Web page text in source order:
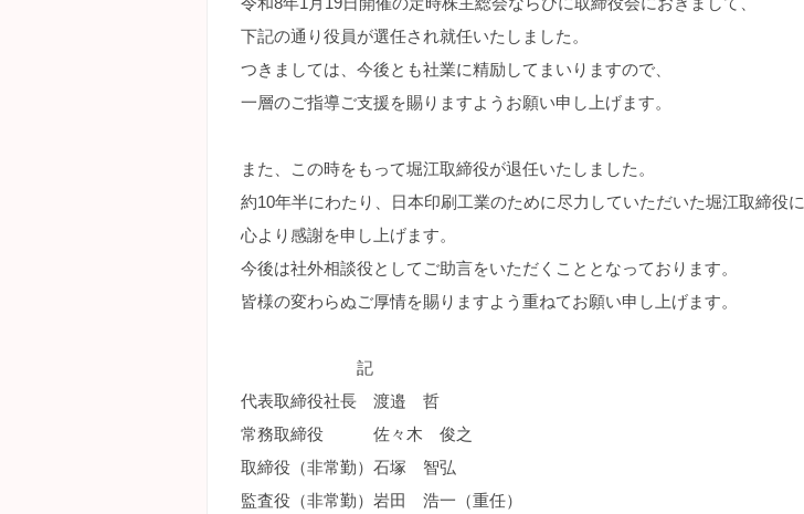
下記の通り役員が選任され就任いたしました。
つきましては、今後とも社業に精励してまいりますので、
一層のご指導ご支援を賜りますようお願い申し上げます。
また、この時をもって堀江取締役が退任いたしました。
約10年半にわたり、日本印刷工業のために尽力していただいた堀江取締役に
心より感謝を申し上げます。
今後は社外相談役としてご助言をいただくこととなっております。
皆様の変わらぬご厚情を賜りますよう重ねてお願い申し上げます。
記
代表取締役社長 渡邉 哲
常務取締役 佐々木 俊之
取締役（非常勤）石塚 智弘
監査役（非常勤）岩田 浩一（重任）